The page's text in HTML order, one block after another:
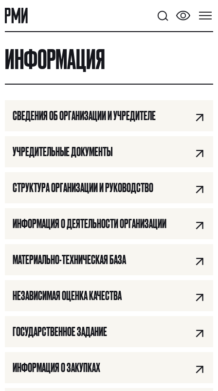
ИНФОРМАЦИЯ
CВЕДЕНИЯ ОБ ОРГАНИЗАЦИИ И УЧРЕДИТЕЛЕ
УЧРЕДИТЕЛЬНЫЕ ДОКУМЕНТЫ
СТРУКТУРА ОРГАНИЗАЦИИ И РУКОВОДСТВО
ИНФОРМАЦИЯ О ДЕЯТЕЛЬНОСТИ ОРГАНИЗАЦИИ
МАТЕРИАЛЬНО-ТЕХНИЧЕСКАЯ БАЗА
НЕЗАВИСИМАЯ ОЦЕНКА КАЧЕСТВА
ГОСУДАРСТВЕННОЕ ЗАДАНИЕ
ИНФОРМАЦИЯ О ЗАКУПКАХ